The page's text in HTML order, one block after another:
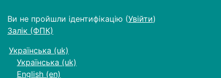
Ви не пройшли ідентифікацію (Увійти)
Залік (ФПК)
Українська ‎(uk)‎
Українська ‎(uk)‎
English ‎(en)‎